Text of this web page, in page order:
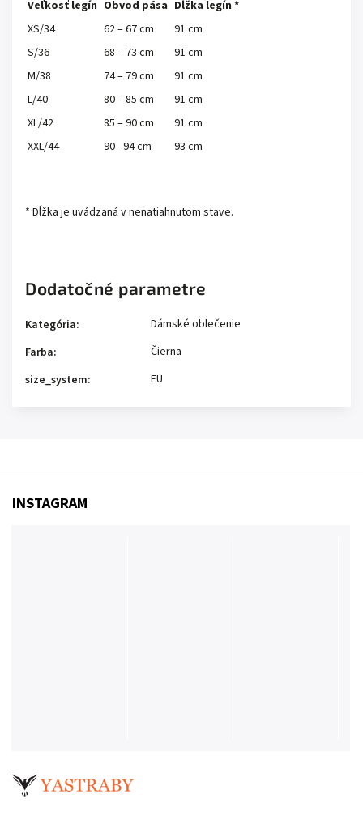
Veľkosť legín Obvod pása Dĺžka legín *
XS/34
62 – 67 cm
91 cm
S/36
68 – 73 cm
91 cm
M/38
74 – 79 cm
91 cm
L/40
80 – 85 cm
91 cm
XL/42
85 – 90 cm
91 cm
XXL/44
90 - 94 cm 93 cm
* Dĺžka je uvádzaná v nenatiahnutom stave.
Dodatočné parametre
Kategória:
Dámské oblečenie
Farba:
Čierna
size_system: EU
INSTAGRAM